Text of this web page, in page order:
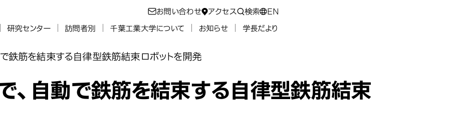
お問い合わせ アクセス 検索 EN
研究センター 訪問者別 千葉工業大学について お知らせ 学長だより
鉄筋を結束する自律型鉄筋結束ロボットを開発
、自動で鉄筋を結束する自律型鉄筋結束